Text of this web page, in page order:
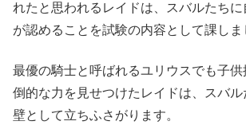
れたと思われるレイドは、スバルたち
が認めることを試験の内容として課しま
最優の騎士と呼ばれるユリウスでも子
倒的な力を見せつけたレイドは、スバ
壁として立ちふさがります。